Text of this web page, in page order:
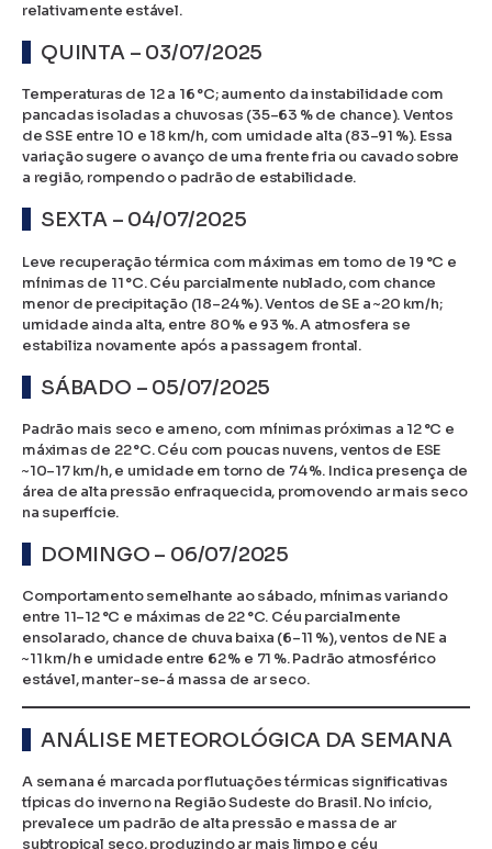
relativamente estável.
QUINTA – 03/07/2025
Temperaturas de 12 a 16 °C; aumento da instabilidade com
pancadas isoladas a chuvosas (35–63 % de chance). Ventos
de SSE entre 10 e 18 km/h, com umidade alta (83–91 %). Essa
variação sugere o avanço de uma frente fria ou cavado sobre
a região, rompendo o padrão de estabilidade.
SEXTA – 04/07/2025
Leve recuperação térmica com máximas em torno de 19 °C e
mínimas de 11 °C. Céu parcialmente nublado, com chance
menor de precipitação (18–24 %). Ventos de SE a ~20 km/h;
umidade ainda alta, entre 80 % e 93 %. A atmosfera se
estabiliza novamente após a passagem frontal.
SÁBADO – 05/07/2025
Padrão mais seco e ameno, com mínimas próximas a 12 °C e
máximas de 22 °C. Céu com poucas nuvens, ventos de ESE
~10–17 km/h, e umidade em torno de 74 %. Indica presença de
área de alta pressão enfraquecida, promovendo ar mais seco
na superfície.
DOMINGO – 06/07/2025
Comportamento semelhante ao sábado, mínimas variando
entre 11–12 °C e máximas de 22 °C. Céu parcialmente
ensolarado, chance de chuva baixa (6–11 %), ventos de NE a
~11 km/h e umidade entre 62 % e 71 %. Padrão atmosférico
estável, manter-se-á massa de ar seco.
ANÁLISE METEOROLÓGICA DA SEMANA
A semana é marcada por flutuações térmicas significativas
típicas do inverno na Região Sudeste do Brasil. No início,
prevalece um padrão de alta pressão e massa de ar
subtropical seco, produzindo ar mais limpo e céu